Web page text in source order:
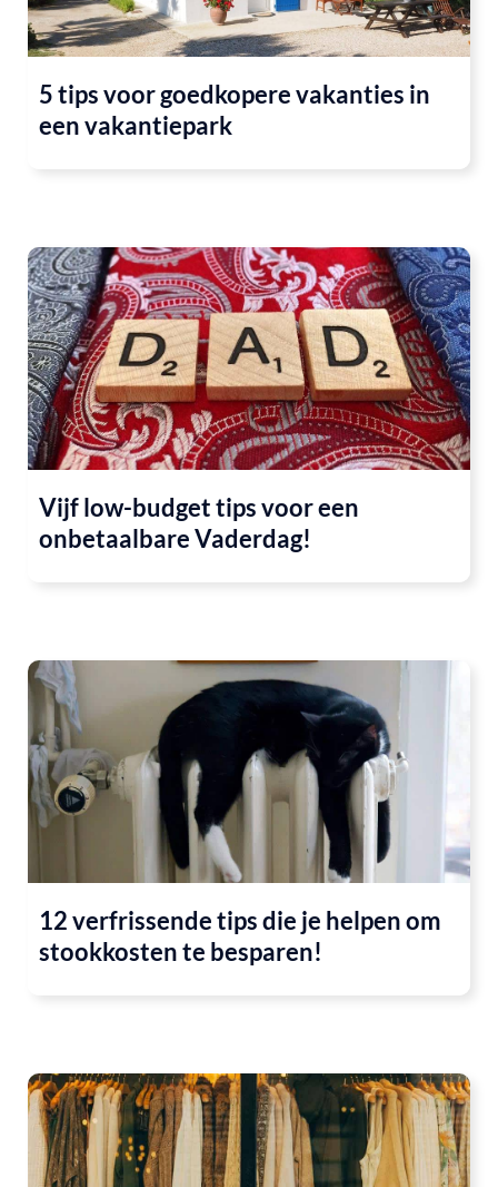
5 tips voor goedkopere vakanties in
een vakantiepark
Vijf low-budget tips voor een
onbetaalbare Vaderdag!
12 verfrissende tips die je helpen om
stookkosten te besparen!